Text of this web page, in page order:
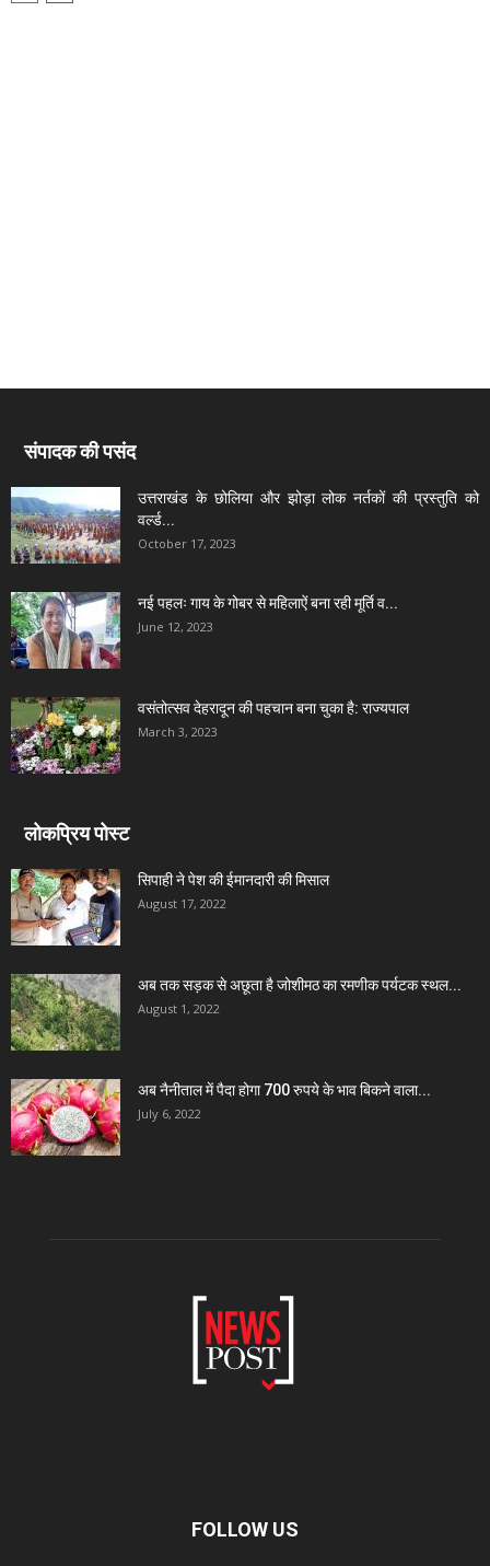
संपादक की पसंद
उत्तराखंड के छोलिया और झोड़ा लोक नर्तकों की प्रस्तुति को
वर्ल्ड...
October 17, 2023
नई पहलः गाय के गोबर से महिलाऐं बना रही मूर्ति व...
June 12, 2023
वसंतोत्सव देहरादून की पहचान बना चुका है: राज्यपाल
March 3, 2023
लोकप्रिय पोस्ट
सिपाही ने पेश की ईमानदारी की मिसाल
August 17, 2022
अब तक सड़क से अछूता है जोशीमठ का रमणीक पर्यटक स्थल...
August 1, 2022
अब नैनीताल में पैदा होगा 700 रुपये के भाव बिकने वाला...
July 6, 2022
FOLLOW US